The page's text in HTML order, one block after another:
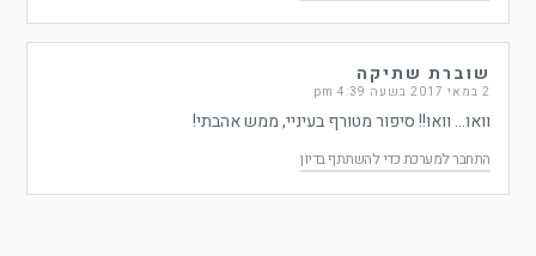
שוברת שתיקה
2 במאי 2017 בשעה 4:39 pm
וואו… וואו!! סיפור מטורף בעיניי, ממש אהבתי!
התחבר למערכת כדי להשתתף בדיון